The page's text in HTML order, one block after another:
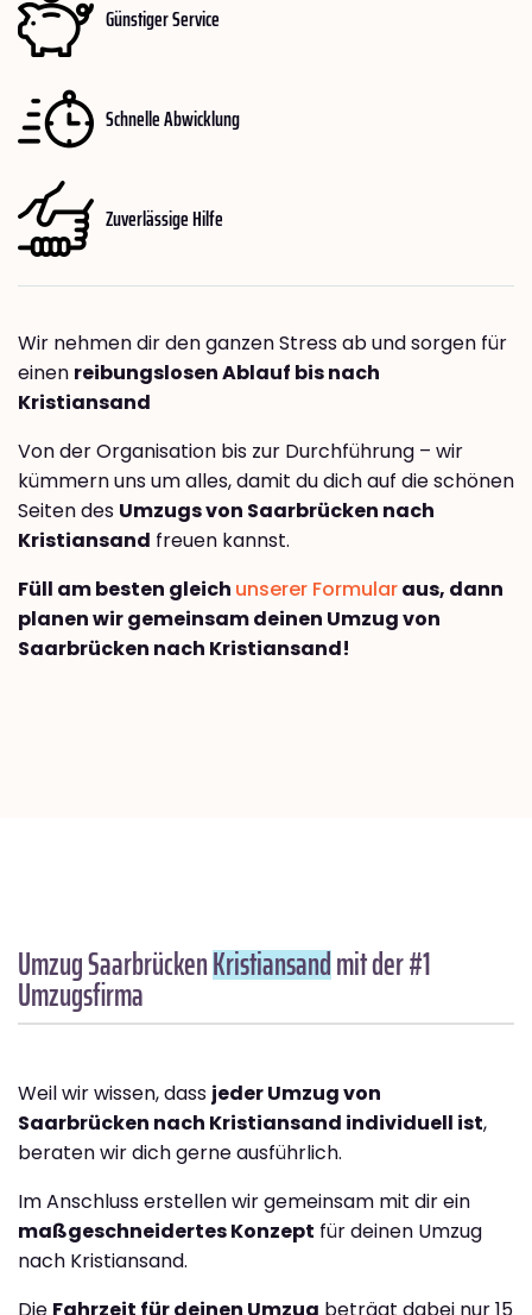
Günstiger Service
Schnelle Abwicklung
Zuverlässige Hilfe
Wir nehmen dir den ganzen Stress ab und sorgen für
einen reibungslosen Ablauf bis nach
Kristiansand
Von der Organisation bis zur Durchführung – wir
kümmern uns um alles, damit du dich auf die schönen
Seiten des Umzugs von Saarbrücken nach
Kristiansand freuen kannst.
Füll am besten gleich unserer Formularaus, dann
planen wir gemeinsam deinen Umzug von
Saarbrücken nach Kristiansand!
Umzug SaarbrückenKristiansandmit der #1
Umzugsfirma
Weil wir wissen, dass jeder Umzug von
Saarbrücken nach Kristiansand individuell ist,
beraten wir dich gerne ausführlich.
Im Anschluss erstellen wir gemeinsam mit dir ein
maßgeschneidertes Konzept für deinen Umzug
nach Kristiansand.